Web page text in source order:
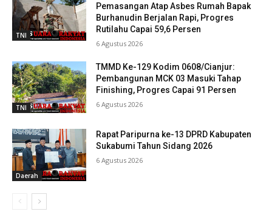
TNI
Pemasangan Atap Asbes Rumah Bapak
Burhanudin Berjalan Rapi, Progres
Rutilahu Capai 59,6 Persen
6 Agustus 2026
TNI
TMMD Ke-129 Kodim 0608/Cianjur:
Pembangunan MCK 03 Masuki Tahap
Finishing, Progres Capai 91 Persen
6 Agustus 2026
Daerah
Rapat Paripurna ke-13 DPRD Kabupaten
Sukabumi Tahun Sidang 2026
6 Agustus 2026